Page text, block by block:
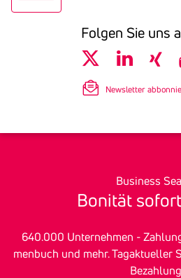
Folgen Sie uns
Newsletter
Business
Bonität
640.000 Unter­nehmen -
men­buch und mehr. Tagak­tu­eller